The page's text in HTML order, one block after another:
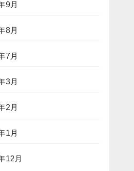
9月
8月
7月
3月
2月
1月
12月